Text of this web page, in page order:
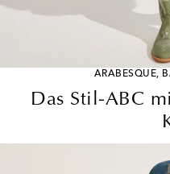
ARABESQUE,
Das Stil-ABC